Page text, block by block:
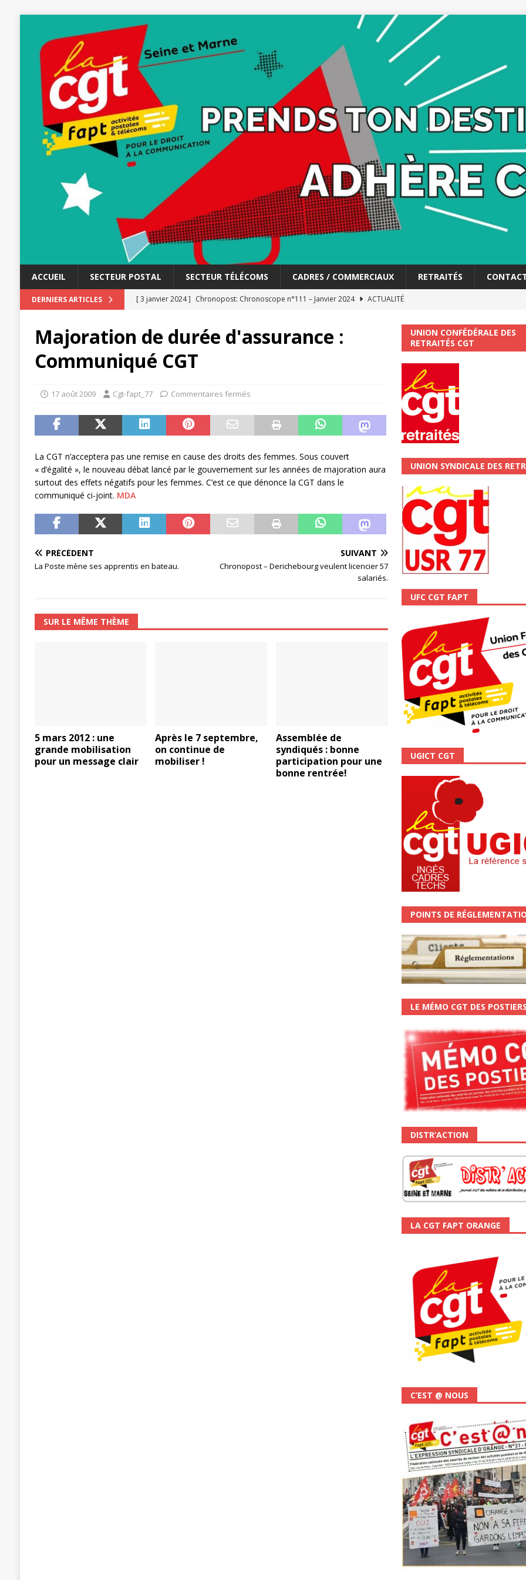
ACCUEIL SECTEUR POSTAL SECTEUR TÉLÉCOMS CADRES / COMMERCIAUX RETRAITÉS
DERNIERS ARTICLES [ 3 janvier 2024 ] Chronopost: Chronoscope n°111 – Janvier 2024
ACTUALITÉ
[ 20 novembre 2023 ]
ACTUALITÉ
[ 15 novembre 2023 ]
[ 3 avril 2026 ] Mutuelle : encore des changements et…. des augmentations pour les salariéS !!!
POSTAL
[ 19 septembre 2025 ] La Poste -Projet de développement de la Direction Commerciale DDCE/Télévente :
SECTEUR POSTAL
[ 16 septembre 2025 ] La Poste – Activités Sociales et Culturelles : Un droit, pas un cadeau !
[ 11 septembre 2025 ]
Chronopost – ChronoScope n°126
AUTRES TRACTS
Majoration de durée d'assurance :
Communiqué CGT
17 août 2009 Cgt-fapt_77 Commentaires fermés
La CGT n’acceptera pas une remise en cause des droits des femmes. Sous couvert
« d’égalité », le nouveau débat lancé par le gouvernement sur les années de majoration aura
surtout des effets négatifs pour les femmes. C’est ce que dénonce la CGT dans le
communiqué ci-joint. MDA
PRÉCÉDENT
La Poste mène ses apprentis en bateau.
SUIVANT
Chronopost – Derichebourg veulent licencier 57
salariés.
SUR LE MÊME THÈME
5 mars 2012 : une
grande mobilisation
pour un message clair
Après le 7 septembre,
on continue de
mobiliser !
Assemblée de
syndiqués : bonne
participation pour une
bonne rentrée!
UNION CONFÉDÉRALE DES
RETRAITÉS CGT
UNION SYNDICALE DES
UFC CGT FAPT
UGICT CGT
POINTS DE
LE MÉMO CGT DES
DISTR’ACTION
LA CGT FAPT ORANGE
C’EST @ NOUS